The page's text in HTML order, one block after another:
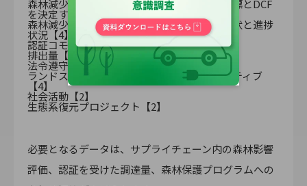
森林減少なし、転換なし（DCF）の状態の指標とDCF
を決定する方法【5】
森林減少なし、転換なし（DCF）に向けた現状と進捗
状況【4】
認証コモディティの販売量【2】
排出量【2】
法令遵守【1】
ランドスケープ・管轄アプローチとイニシアティブ
【4】
社会活動【2】
生態系復元プロジェクト【2】
必要となるデータは、サプライチェーン内の森林影響
評価、認証を受けた調達量、森林保護プログラムへの